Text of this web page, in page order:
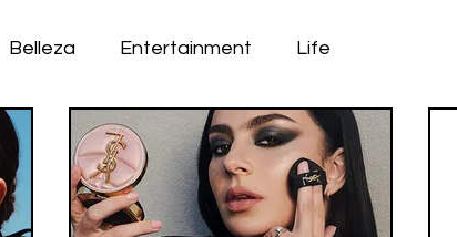
Belleza Entertainment Life